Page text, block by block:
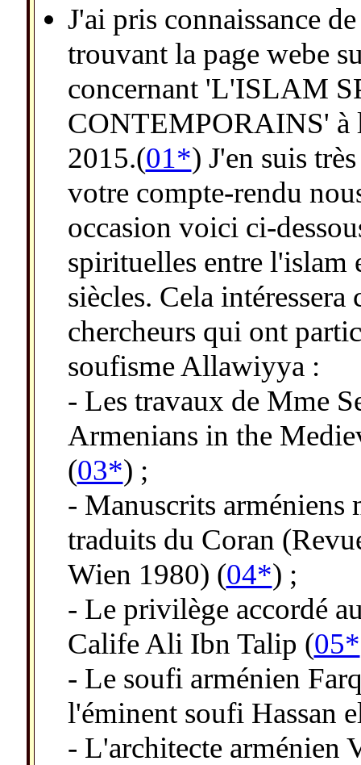
J'ai pris connaissance
trouvant la page webe
concernant 'L'ISLAM
CONTEMPORAINS' à
2015.(01*) J'en suis
votre compte-rendu
occasion voici ci-
spirituelles entre l'islam
siècles. Cela
chercheurs qui ont
soufisme Allawiyya :
- Les travaux de Mme
Armenians in the
(03*) ;
- Manuscrits arméniens
traduits du Coran
Wien 1980) (04*) ;
- Le privilège accordé
Calife Ali Ibn Talip (05*
- Le soufi arménien
l'éminent soufi Hassan
- L'architecte arménien